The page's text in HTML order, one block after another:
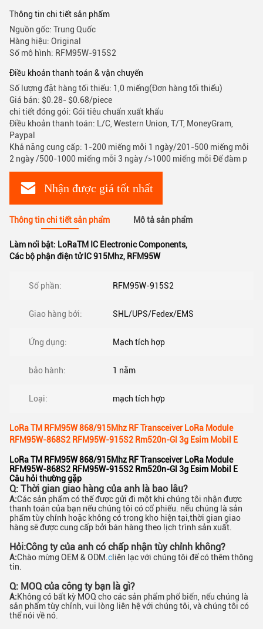
Thông tin chi tiết sản phẩm
Nguồn gốc: Trung Quốc
Hàng hiệu: Original
Số mô hình: RFM95W-915S2
Điều khoản thanh toán & vận chuyển
Số lượng đặt hàng tối thiểu: 1,0 miếng(Đơn hàng tối thiểu)
Giá bán: $0.28- $0.68/piece
chi tiết đóng gói: Gói tiêu chuẩn xuất khẩu
Điều khoản thanh toán: L/C, Western Union, T/T, MoneyGram,
Paypal
Khả năng cung cấp: 1-200 miếng mỗi 1 ngày/201-500 miếng mỗi
2 ngày /500-1000 miếng mỗi 3 ngày />1000 miếng mỗi Để đàm p
Nhận được giá tốt nhất
Thông tin chi tiết sản phẩm Mô tả sản phẩm
Làm nổi bật: LoRaTM IC Electronic Components,
Các bộ phận điện tử IC 915Mhz, RFM95W
Số phần: RFM95W-915S2
Giao hàng bởi: SHL/UPS/Fedex/EMS
Ứng dụng: Mạch tích hợp
bảo hành: 1 năm
Loại: mạch tích hợp
LoRa TM RFM95W 868/915Mhz RF Transceiver LoRa Module
RFM95W-868S2 RFM95W-915S2 Rm520n-Gl 3g Esim Mobil E
LoRa TM RFM95W 868/915Mhz RF Transceiver LoRa Module
RFM95W-868S2 RFM95W-915S2 Rm520n-Gl 3g Esim Mobil E
Câu hỏi thường gặp
Q: Thời gian giao hàng của anh là bao lâu?
A:Các sản phẩm có thể được gửi đi một khi chúng tôi nhận được
thanh toán của bạn nếu chúng tôi có cổ phiếu. nếu chúng là sản
phẩm tùy chỉnh hoặc không có trong kho hiện tại,thời gian giao
hàng sẽ được cung cấp bởi bán hàng theo lịch trình sản xuất.
Hỏi:Công ty của anh có chấp nhận tùy chỉnh không?
A:Chào mừng OEM & ODM. c liên lạc với chúng tôi để có thêm thông
tin.
Q: MOQ của công ty bạn là gì?
A:Không có bất kỳ MOQ cho các sản phẩm phổ biến, nếu chúng là
sản phẩm tùy chỉnh, vui lòng liên hệ với chúng tôi, và chúng tôi có
thể nói về nó.